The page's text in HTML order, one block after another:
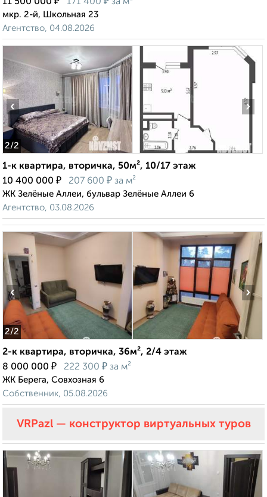
мкр. 2-й, Школьная 23
Агентство, 04.08.2026
2/2
‹ ›
1-к квартира, вторичка, 50м², 10/17 этаж
10 400 000 ₽ 207 600 ₽ за м²
ЖК Зелёные Аллеи, бульвар Зелёные Аллеи 6
Агентство, 03.08.2026
2/2
‹ ›
2-к квартира, вторичка, 36м², 2/4 этаж
8 000 000 ₽ 222 300 ₽ за м²
ЖК Берега, Совхозная 6
Собственник, 05.08.2026
VRPazl — конструктор виртуальных туров